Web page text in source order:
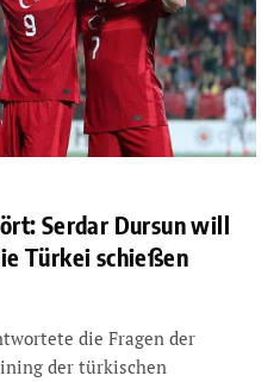
Serdar Dursun will
Türkei schießen
die Fragen der
der türkischen